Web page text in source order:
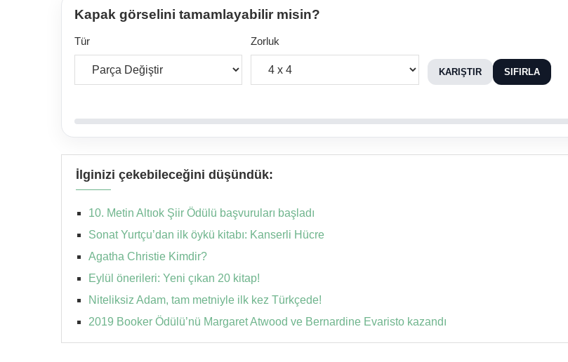
Kapak görselini tamamlayabilir misin?
Tür Zorluk
KARIŞTIR SIFIRLA
İlginizi çekebileceğini düşündük:
10. Metin Altıok Şiir Ödülü başvuruları başladı
Sonat Yurtçu’dan ilk öykü kitabı: Kanserli Hücre
Agatha Christie Kimdir?
Eylül önerileri: Yeni çıkan 20 kitap!
Niteliksiz Adam, tam metniyle ilk kez Türkçede!
2019 Booker Ödülü’nü Margaret Atwood ve Bernardine Evaristo kazandı